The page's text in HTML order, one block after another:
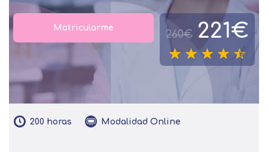
260€ 221€
Matricularme
200 horas Modalidad Online